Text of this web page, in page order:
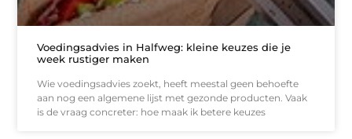
Voedingsadvies in Halfweg: kleine keuzes die je
week rustiger maken
Wie voedingsadvies zoekt, heeft meestal geen behoefte
aan nog een algemene lijst met gezonde producten. Vaak
is de vraag concreter: hoe maak ik betere keuzes